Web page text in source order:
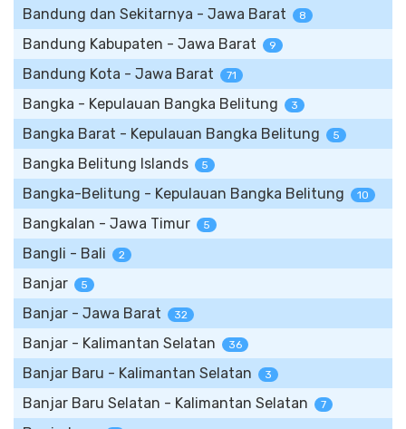
Bandung dan Sekitarnya - Jawa Barat 8
Bandung Kabupaten - Jawa Barat 9
Bandung Kota - Jawa Barat 71
Bangka - Kepulauan Bangka Belitung 3
Bangka Barat - Kepulauan Bangka Belitung 5
Bangka Belitung Islands 5
Bangka-Belitung - Kepulauan Bangka Belitung 10
Bangkalan - Jawa Timur 5
Bangli - Bali 2
Banjar 5
Banjar - Jawa Barat 32
Banjar - Kalimantan Selatan 36
Banjar Baru - Kalimantan Selatan 3
Banjar Baru Selatan - Kalimantan Selatan 7